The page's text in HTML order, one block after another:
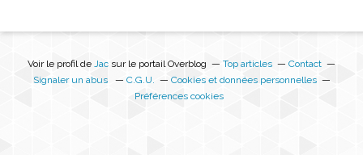
Voir le profil de Jac sur le portail Overblog Top articles
Contact
Signaler un abus
C.G.U.
Cookies et données personnelles
Préférences cookies